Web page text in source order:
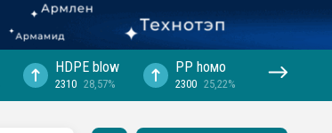
HDPE blow
2310 28,57%
PP hомо
2300 25,22%